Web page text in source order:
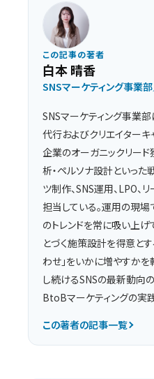
この記事の著者
白本 晴香
SNSマーケティング事業
SNSマーケティング事業
代行およびクリエイター
企業のオーガニックリー
析・ペルソナ設計といった
ツ制作、SNS運用、LPO、
担当している。運用の現
のトレンドを常に吸い上
とづく施策設計を得意と
わせ」をいかに増やすか
し続けるSNSの最新動向
BtoBマーケティングの実
この著者の記事一覧